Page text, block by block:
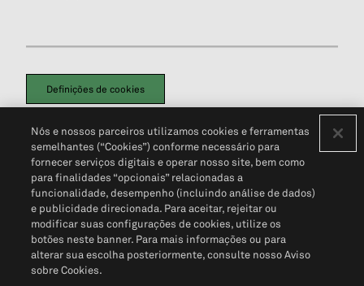
Definições de cookies
Política de PrivacidadePortal de privacidade do cliente (em inglês)
Não Venda Minhas Informações Pessoais© 2026 S&P Global
Nós e nossos parceiros utilizamos cookies e ferramentas
semelhantes (“Cookies”) conforme necessário para
fornecer serviços digitais e operar nosso site, bem como
para finalidades “opcionais” relacionadas a
funcionalidade, desempenho (incluindo análise de dados)
e publicidade direcionada. Para aceitar, rejeitar ou
modificar suas configurações de cookies, utilize os
botões neste banner. Para mais informações ou para
alterar sua escolha posteriormente, consulte nosso Aviso
sobre Cookies.